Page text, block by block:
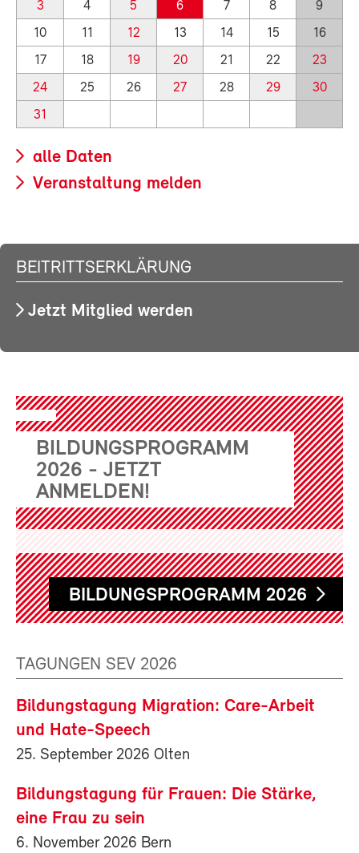
3 4 5 6 7 8
9
10
11 12 13 14 15
16
17
18 19 20 21 22
23
24
25 26 27 28 29
30
31
alle Daten
Veranstaltung melden
BEITRITTSERKLÄRUNG
Jetzt Mitglied werden
BILDUNGSPROGRAMM
2026 - JETZT
ANMELDEN!
BILDUNGSPROGRAMM 2026
TAGUNGEN SEV 2026
Bildungstagung Migration: Care-Arbeit
und Hate-Speech
25. September 2026 Olten
Bildungstagung für Frauen: Die Stärke,
eine Frau zu sein
6. November 2026 Bern